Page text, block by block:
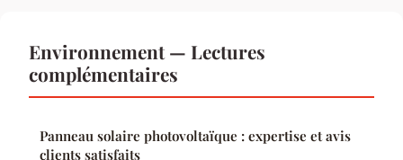
Environnement — Lectures
complémentaires
Panneau solaire photovoltaïque : expertise et avis
clients satisfaits